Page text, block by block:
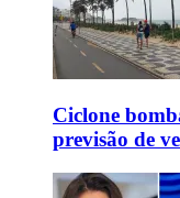
Ciclone
previsão de